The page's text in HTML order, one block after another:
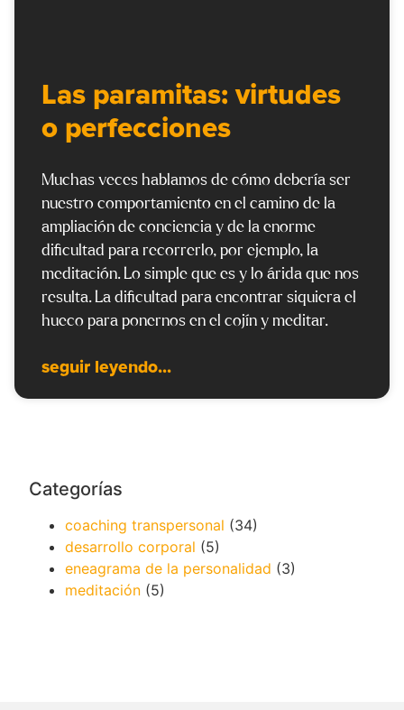
Las paramitas: virtudes
o perfecciones
Muchas veces hablamos de cómo debería ser
nuestro comportamiento en el camino de la
ampliación de conciencia y de la enorme
dificultad para recorrerlo, por ejemplo, la
meditación. Lo simple que es y lo árida que nos
resulta. La dificultad para encontrar siquiera el
hueco para ponernos en el cojín y meditar.
seguir leyendo...
Categorías
coaching transpersonal (34)
desarrollo corporal (5)
eneagrama de la personalidad (3)
meditación (5)